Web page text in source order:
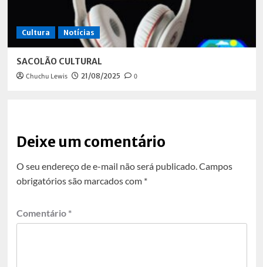
Cultura Notícias
SACOLÃO CULTURAL
Chuchu Lewis 21/08/2025 0
Deixe um comentário
O seu endereço de e-mail não será publicado.Campos
obrigatórios são marcados com *
Comentário *